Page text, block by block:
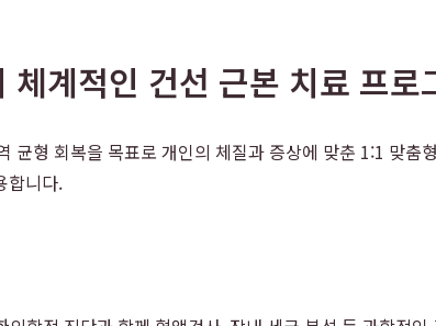
계적인 건선 근본 치료 프로
균형 회복을 목표로 개인의 체질과 증상에 맞춘 1:1 맞
합니다.